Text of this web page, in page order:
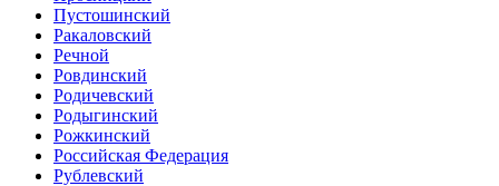
Пустошинский
Ракаловский
Речной
Ровдинский
Родичевский
Родыгинский
Рожкинский
Российская Федерация
Рублевский